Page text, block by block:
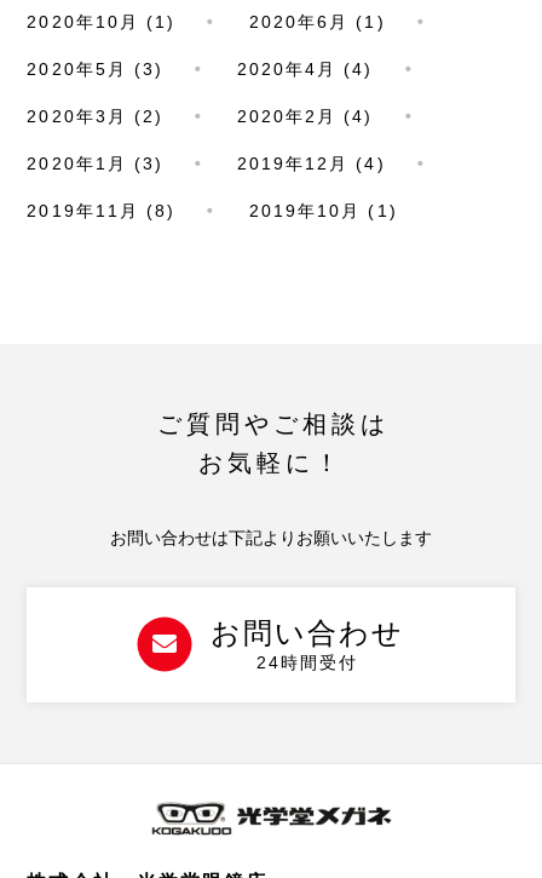
2020年10月 (1) 2020年6月 (1)
2020年5月 (3) 2020年4月 (4)
2020年3月 (2) 2020年2月 (4)
2020年1月 (3) 2019年12月 (4)
2019年11月 (8) 2019年10月 (1)
ご質問やご相談は
お気軽に！
お問い合わせは下記よりお願いいたします
お問い合わせ
24時間受付